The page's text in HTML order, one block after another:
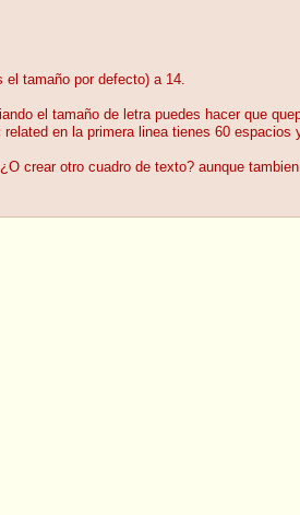
tamaño por defecto) a 14.
el tamaño de letra puedes hacer que
en la primera linea tienes 60
crear otro cuadro de texto? aunque